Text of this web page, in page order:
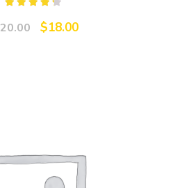
4.00
out
of 5
20.00 $18.00